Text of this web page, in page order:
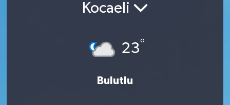
Kocaeli
23°
Bulutlu